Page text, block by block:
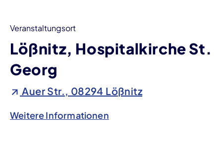
Veranstaltungsort
Lößnitz, Hospitalkirche St.
Georg
Auer Str., 08294 Lößnitz
Weitere Informationen